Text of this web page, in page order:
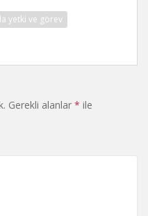
yetki ve görev
Gerekli alanlar * ile